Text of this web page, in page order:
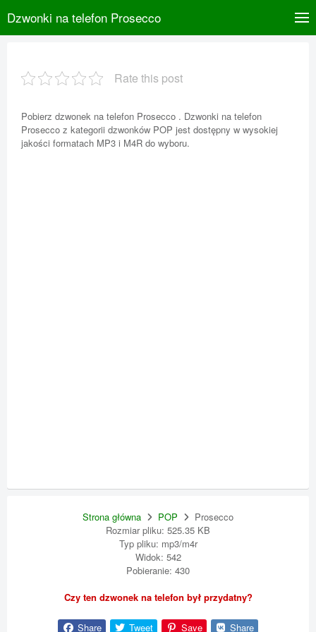
Dzwonki na telefon Prosecco
Rate this post
Pobierz dzwonek na telefon Prosecco . Dzwonki na telefon
Prosecco z kategorii dzwonków POP jest dostępny w wysokiej
jakości formatach MP3 i M4R do wyboru.
Strona główna POP
Prosecco
Rozmiar pliku: 525.35 KB
Typ pliku: mp3/m4r
Widok: 542
Pobieranie: 430
Czy ten dzwonek na telefon był przydatny?
Share Tweet Save Share